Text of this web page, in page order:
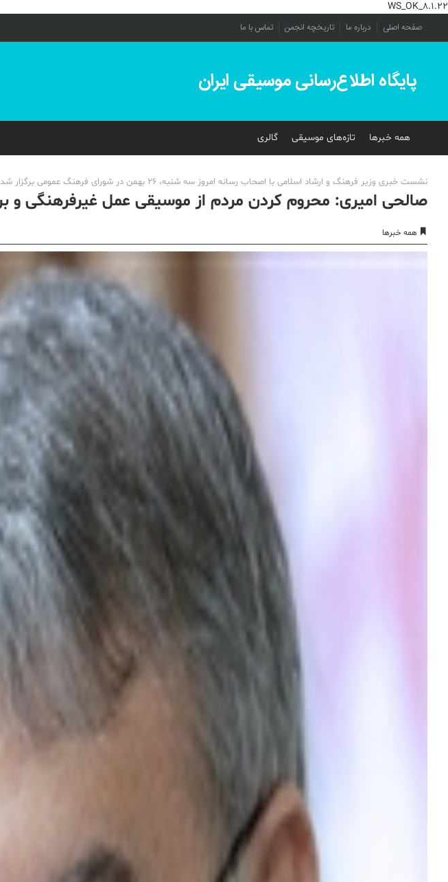
WS_OK_8.1.22
صفحه اصلی درباره ما تاریخچه انجمن تماس با ما
پایگاه اطلاع‌رسانی موسیقی ایران
همه خبرها تازه‌های موسیقی گالری
نشست خبری وزیر فرهنگ و ارشاد اسلامی با اصحاب رسانه امروز سه شنبه، 26 بهمن در شورای فرهنگ عمومی برگزار شد.
صالحی امیری: محروم کردن مردم از موسیقی عمل غیرفرهنگی و
همه خبرها